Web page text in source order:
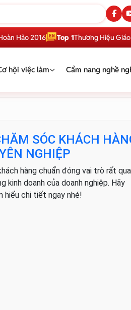
Hảo 2016 Top 1Thương Hiệu Giáo
hội việc làm Cẩm nang nghề
SÓC KHÁCH
NGHIỆP
hàng chuẩn đóng vai trò rất
kinh doanh của doanh nghiệp. Hãy
hiểu chi tiết ngay nhé!